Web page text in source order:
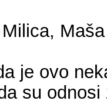
je ovo
su